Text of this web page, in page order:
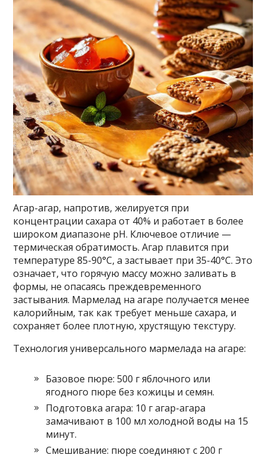
Агар-агар, напротив, желируется при
концентрации сахара от 40% и работает в более
широком диапазоне pH. Ключевое отличие —
термическая обратимость. Агар плавится при
температуре 85-90°C, а застывает при 35-40°C. Это
означает, что горячую массу можно заливать в
формы, не опасаясь преждевременного
застывания. Мармелад на агаре получается менее
калорийным, так как требует меньше сахара, и
сохраняет более плотную, хрустящую текстуру.
Технология универсального мармелада на агаре:
Базовое пюре: 500 г яблочного или
ягодного пюре без кожицы и семян.
Подготовка агара: 10 г агар-агара
замачивают в 100 мл холодной воды на 15
минут.
Смешивание: пюре соединяют с 200 г